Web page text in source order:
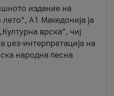
издание на
А1 Македонија ја
врска“, чиј
џез-интерпретација на
народна песна